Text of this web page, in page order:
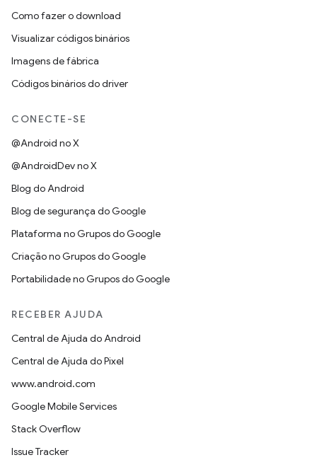
Como fazer o download
Visualizar códigos binários
Imagens de fábrica
Códigos binários do driver
CONECTE-SE
@Android no X
@AndroidDev no X
Blog do Android
Blog de segurança do Google
Plataforma no Grupos do Google
Criação no Grupos do Google
Portabilidade no Grupos do Google
RECEBER AJUDA
Central de Ajuda do Android
Central de Ajuda do Pixel
www.android.com
Google Mobile Services
Stack Overflow
Issue Tracker